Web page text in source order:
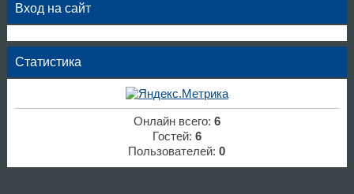
Вход на сайт
Статистика
Онлайн всего: 6
Гостей: 6
Пользователей:0